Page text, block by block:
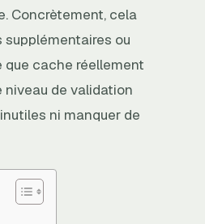
Concrètement, cela
ou
que cache réellement
niveau de validation
ni manquer de